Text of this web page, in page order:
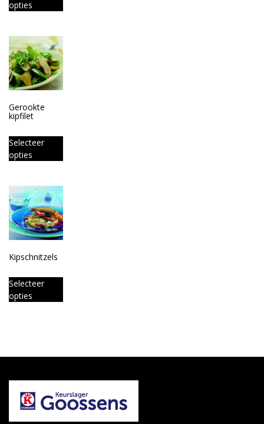
opties
Gerookte
kipfilet
Selecteer
opties
Kipschnitzels
Selecteer
opties